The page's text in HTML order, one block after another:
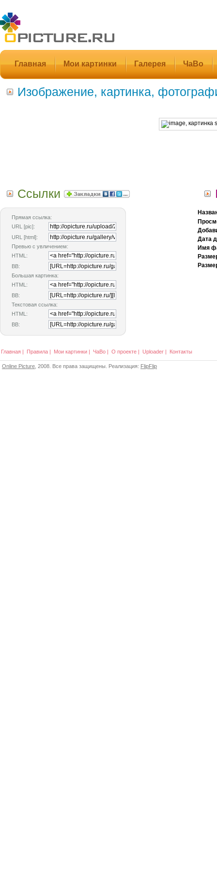
Главная Мои картинки Галерея ЧаВо
Изображение, картинка,
Ссылки
Прямая ссылка:
URL [pic]:
URL [html]:
Превью с увличением:
HTML:
BB:
Большая картинка:
HTML:
BB:
Текстовая ссылка:
HTML:
BB:
Дата
Имя
Главная | Правила | Мои картинки | ЧаВо | О проекте | Uploader | Контакты
Online Picture , 2008. Все права защищены. Реализация: FlipFlip